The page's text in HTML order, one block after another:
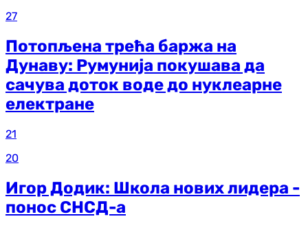
27
Потопљена трећа баржа на
Дунаву: Румунија покушава да
сачува доток воде до нуклеарне
електране
21
20
Игор Додик: Школа нових лидера -
понос СНСД-а